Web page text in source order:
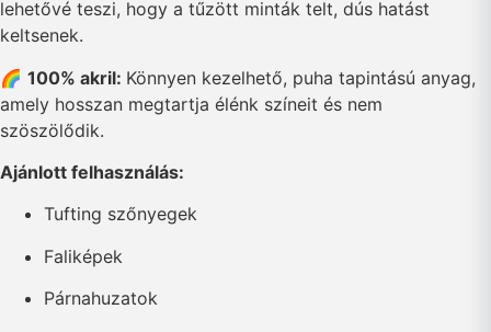
lehetővé teszi, hogy a tűzött minták telt, dús hatást
keltsenek.
🌈 100% akril: Könnyen kezelhető, puha tapintású anyag,
amely hosszan megtartja élénk színeit és nem
szöszölődik.
Ajánlott felhasználás:
Tufting szőnyegek
Faliképek
Párnahuzatok